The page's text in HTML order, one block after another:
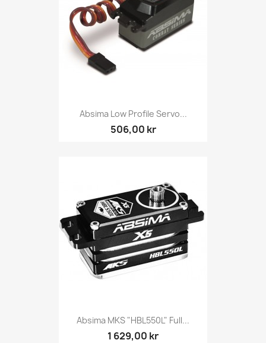
Absima Low Profile Servo...
506,00 kr
Absima MKS "HBL550L" Full...
1 629,00 kr